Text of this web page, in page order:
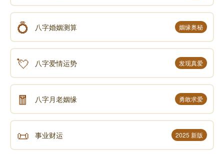
💍 八字婚姻测算 姻缘奥秘
💘 八字爱情运势 发现真爱
🧧 八字月老姻缘 勇敢求爱
📜 事业财运 2025 新版